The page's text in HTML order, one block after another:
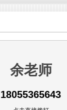
余老师
18055365643